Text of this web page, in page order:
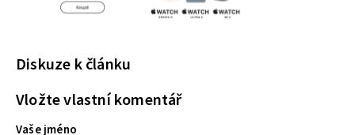
Diskuze k článku
Vložte vlastní komentář
Vaše jméno